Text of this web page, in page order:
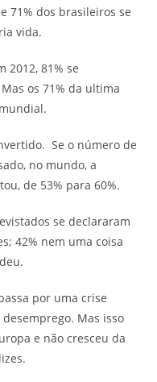
71% dos brasileiros se
vida.
2012, 81% se
os 71% da ultima
Se o número de
no mundo, a
de 53% para 60%.
se declararam
42% nem uma coisa
por uma crise
Mas isso
e não cresceu da